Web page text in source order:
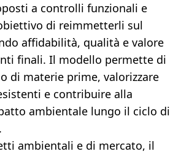
a controlli funzionali e
di reimmetterli sul
affidabilità, qualità e valore
finali. Il modello permette di
di materie prime, valorizzare
e contribuire alla
ambientale lungo il ciclo di
ambientali e di mercato, il